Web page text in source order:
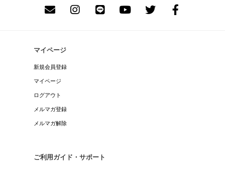
マイページ
新規会員登録
マイページ
ログアウト
メルマガ登録
メルマガ解除
ご利用ガイド・サポート